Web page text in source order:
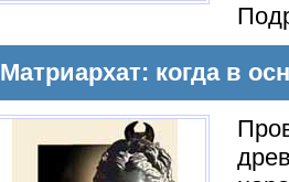
Матриархат: когда в